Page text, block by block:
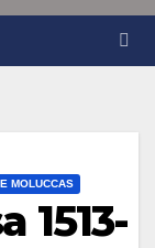
MOLUCCAS
1513-